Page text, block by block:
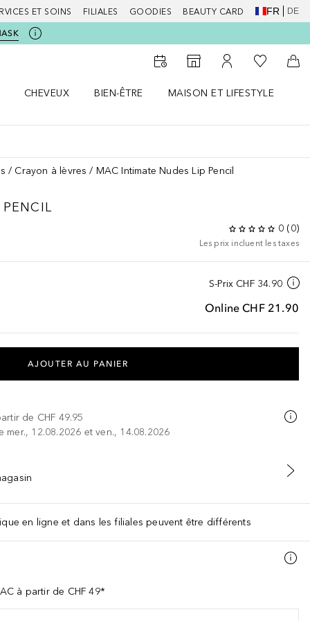
ET SOINS FILIALES GOODIES BEAUTY CARD FR DE
Vers le Storefinder
Vers Mon Compte
Vers Ma
CHEVEUX
BIEN-ÊTRE
MAISON ET LIFESTYLE
Crayon à lèvres MAC Intimate Nudes Lip Pencil
PENCIL
0 (0)
Les prix incluent les taxes
S-Prix CHF 34.90
Online CHF 21.90
AJOUTER AU PANIER
de CHF 49.95
mer., 12.08.2026 et ven., 14.08.2026
en ligne et dans les filiales peuvent être différents
à partir de CHF 49*